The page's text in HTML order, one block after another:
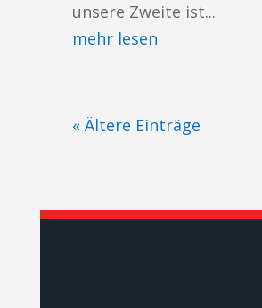
unsere Zweite ist...
mehr lesen
« Ältere Einträge